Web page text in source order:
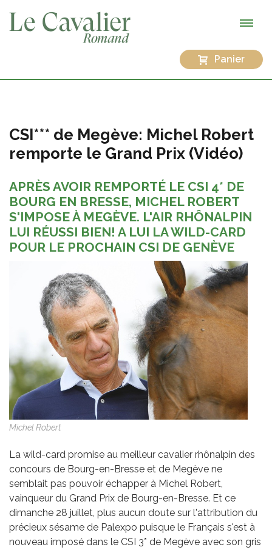
Panier
CSI*** de Megève: Michel Robert
remporte le Grand Prix (Vidéo)
APRÈS AVOIR REMPORTÉ LE CSI 4* DE
BOURG EN BRESSE, MICHEL ROBERT
S'IMPOSE À MEGÈVE. L'AIR RHÔNALPIN
LUI RÉUSSI BIEN! A LUI LA WILD-CARD
POUR LE PROCHAIN CSI DE GENÈVE
Michel Robert
La wild-card promise au meilleur cavalier rhônalpin des
concours de Bourg-en-Bresse et de Megève ne
semblait pas pouvoir échapper à Michel Robert,
vainqueur du Grand Prix de Bourg-en-Bresse. Et ce
dimanche 28 juillet, plus aucun doute sur l'attribution du
précieux sésame de Palexpo puisque le Français s'est à
nouveau imposé dans le CSI 3* de Megève avec son gris